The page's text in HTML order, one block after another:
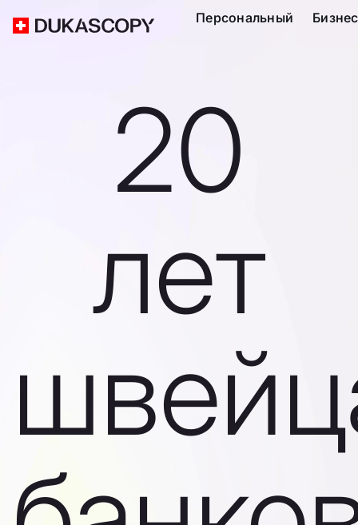
Персональный Бизнес
20
лет